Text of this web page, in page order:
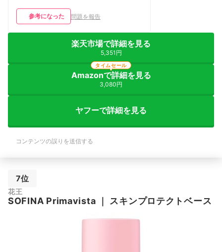
参考になった 問題を報告
楽天市場で詳細を見る
5,351円
Amazonで詳細を見る
3,080円
タイムセール
ヤフーで詳細を見る
コンテンツの誤りを送信する
7位
花王
SOFINA Primavista スキンプロテクトベース